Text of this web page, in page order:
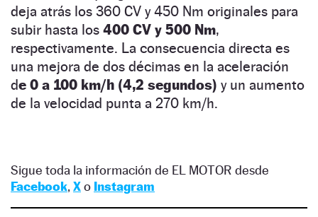
deja atrás los 360 CV y 450 Nm originales para
subir hasta los 400 CV y 500 Nm,
respectivamente. La consecuencia directa es
una mejora de dos décimas en la aceleración
de 0 a 100 km/h (4,2 segundos) y un aumento
de la velocidad punta a 270 km/h.
Sigue toda la información de EL MOTOR desde
Facebook, Xo Instagram